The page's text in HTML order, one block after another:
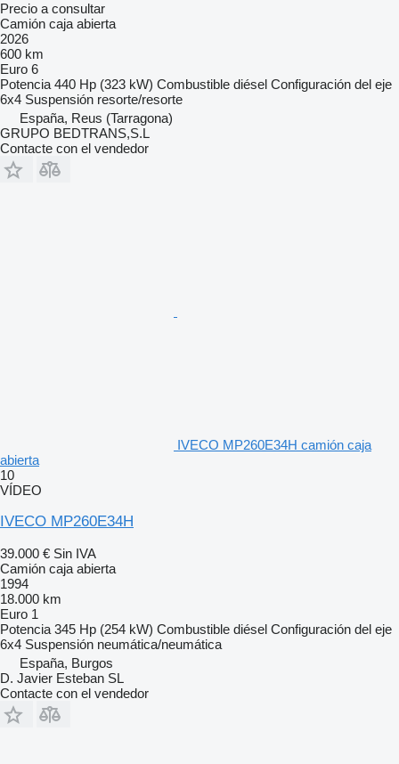
Precio a consultar
Camión caja abierta
2026
600 km
Euro 6
Potencia 440 Hp (323 kW) Combustible diésel Configuración del eje
6x4 Suspensión resorte/resorte
España, Reus (Tarragona)
GRUPO BEDTRANS,S.L
Contacte con el vendedor
IVECO MP260E34H camión caja
abierta
10
VÍDEO
IVECO MP260E34H
39.000 € Sin IVA
Camión caja abierta
1994
18.000 km
Euro 1
Potencia 345 Hp (254 kW) Combustible diésel Configuración del eje
6x4 Suspensión neumática/neumática
España, Burgos
D. Javier Esteban SL
Contacte con el vendedor